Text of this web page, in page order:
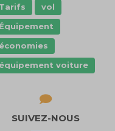
Tarifs
vol
Équipement
économies
équipement voiture
SUIVEZ-NOUS